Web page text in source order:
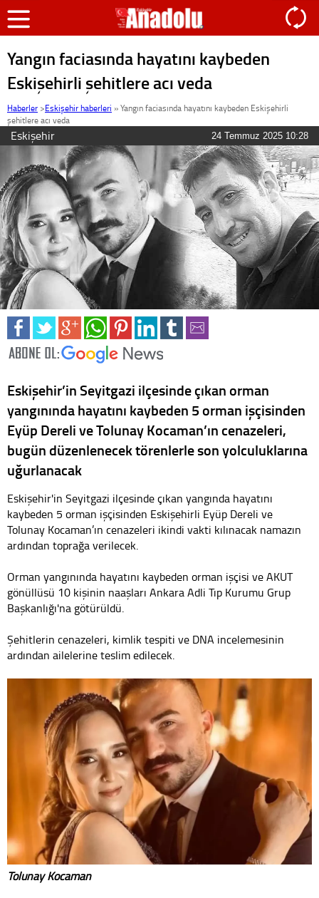
Yangın faciasında hayatını kaybeden
Eskişehirli şehitlere acı veda
Haberler >Eskişehir haberleri »Yangın faciasında hayatını kaybeden Eskişehirli
şehitlere acı veda
Eskişehir 24 Temmuz 2025 10:28
Eskişehir’in Seyitgazi ilçesinde çıkan orman
yangınında hayatını kaybeden 5 orman işçisinden
Eyüp Dereli ve Tolunay Kocaman’ın cenazeleri,
bugün düzenlenecek törenlerle son yolculuklarına
uğurlanacak
Eskişehir'in Seyitgazi ilçesinde çıkan yangında hayatını
kaybeden 5 orman işçisinden Eskişehirli Eyüp Dereli ve
Tolunay Kocaman’ın cenazeleri ikindi vakti kılınacak namazın
ardından toprağa verilecek.
Orman yangınında hayatını kaybeden orman işçisi ve AKUT
gönüllüsü 10 kişinin naaşları Ankara Adli Tıp Kurumu Grup
Başkanlığı'na götürüldü.
Şehitlerin cenazeleri, kimlik tespiti ve DNA incelemesinin
ardından ailelerine teslim edilecek.
Tolunay Kocaman